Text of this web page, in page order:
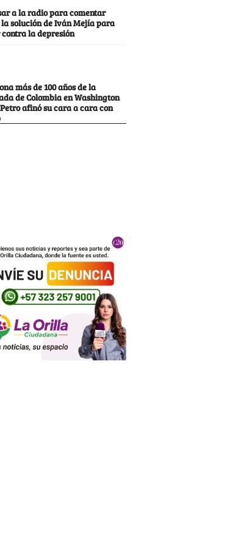
a la radio para comentar
solución de Iván Mejía para
la depresión
más de 100 años de la
de Colombia en Washington
afinó su cara a cara con